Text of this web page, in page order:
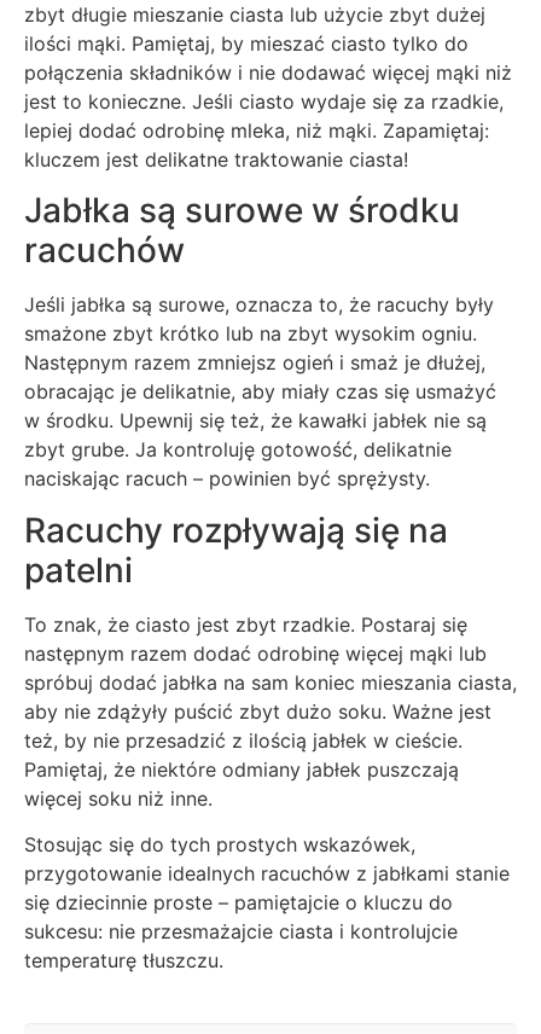
zbyt długie mieszanie ciasta lub użycie zbyt dużej
ilości mąki. Pamiętaj, by mieszać ciasto tylko do
połączenia składników i nie dodawać więcej mąki niż
jest to konieczne. Jeśli ciasto wydaje się za rzadkie,
lepiej dodać odrobinę mleka, niż mąki. Zapamiętaj:
kluczem jest delikatne traktowanie ciasta!
Jabłka są surowe w środku
racuchów
Jeśli jabłka są surowe, oznacza to, że racuchy były
smażone zbyt krótko lub na zbyt wysokim ogniu.
Następnym razem zmniejsz ogień i smaż je dłużej,
obracając je delikatnie, aby miały czas się usmażyć
w środku. Upewnij się też, że kawałki jabłek nie są
zbyt grube. Ja kontroluję gotowość, delikatnie
naciskając racuch – powinien być sprężysty.
Racuchy rozpływają się na
patelni
To znak, że ciasto jest zbyt rzadkie. Postaraj się
następnym razem dodać odrobinę więcej mąki lub
spróbuj dodać jabłka na sam koniec mieszania ciasta,
aby nie zdążyły puścić zbyt dużo soku. Ważne jest
też, by nie przesadzić z ilością jabłek w cieście.
Pamiętaj, że niektóre odmiany jabłek puszczają
więcej soku niż inne.
Stosując się do tych prostych wskazówek,
przygotowanie idealnych racuchów z jabłkami stanie
się dziecinnie proste – pamiętajcie o kluczu do
sukcesu: nie przesmażajcie ciasta i kontrolujcie
temperaturę tłuszczu.